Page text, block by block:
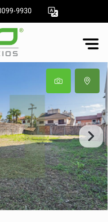
9930